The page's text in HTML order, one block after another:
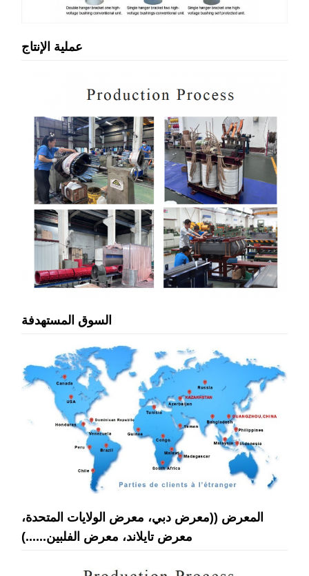
عملية الإنتاج
السوق المستهدفة
المعرض ((معرض دبي، معرض الولايات المتحدة،
معرض تايلاند، معرض الفلبين......)